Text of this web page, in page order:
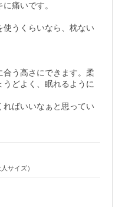
痛いです。
使うくらいなら、枕ない
合う高さにできます。柔
どよく、眠れるように
ればいいなぁと思ってい
サイズ）